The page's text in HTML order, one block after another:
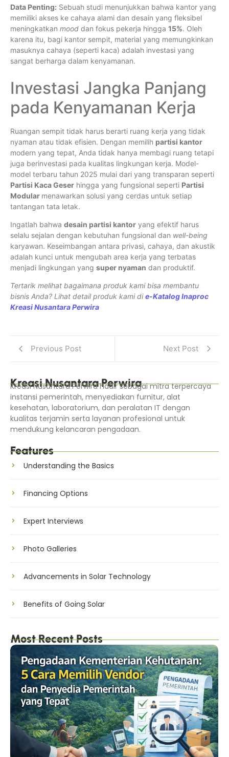
Data Penting: Sebuah studi menunjukkan bahwa kantor yang
memiliki akses ke cahaya alami dan desain yang fleksibel
meningkatkan mood dan fokus pekerja hingga 15%. Oleh
karena itu, bagi kantor sempit, material yang memungkinkan
masuknya cahaya (seperti kaca) adalah investasi yang
sangat berharga dalam kenyamanan.
Investasi Jangka Panjang
pada Kenyamanan Kerja
Ruangan sempit tidak harus berarti ruang kerja yang tidak
nyaman atau tidak efisien. Dengan memilih partisi kantor
modern yang tepat, Anda tidak hanya membagi ruang tetapi
juga berinvestasi pada kualitas lingkungan kerja. Model-
model terbaru tahun 2025 mulai dari yang transparan seperti
Partisi Kaca Geser hingga yang fungsional seperti Partisi
Modular menawarkan solusi yang cerdas untuk setiap
tantangan tata letak.
Ingatlah bahwa desain partisi kantor yang efektif harus
selalu sejalan dengan kebutuhan fungsional dan well-being
karyawan. Keseimbangan antara privasi, cahaya, dan akustik
adalah kunci untuk mengubah area kerja yang terbatas
menjadi lingkungan yang super nyaman dan produktif.
Tertarik melihat bagaimana produk kami bisa membantu
bisnis Anda? Lihat detail produk kami die-Katalog Inaproc
Kreasi Nusantara Perwira
Previous Post Next Post
Kreasi Nusantara Perwira
Kreasi Nusantara Perwira hadir sebagai mitra terpercaya
instansi pemerintah, menyediakan furnitur, alat
kesehatan, laboratorium, dan peralatan IT dengan
kualitas terjamin serta layanan profesional untuk
mendukung kelancaran pengadaan.
Features
Understanding the Basics
Financing Options
Expert Interviews
Photo Galleries
Advancements in Solar Technology
Benefits of Going Solar
Most Recent Posts